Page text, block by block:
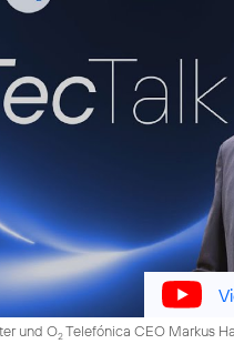
und O2Telefónica CEO Markus